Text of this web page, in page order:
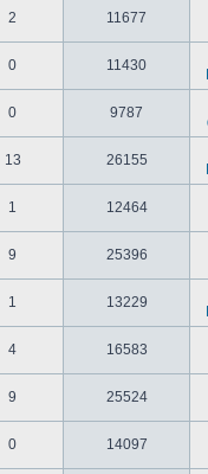
2 11677
0 11430
0 9787
13 26155
1 12464
9 25396
1 13229
4 16583
9 25524
0 14097